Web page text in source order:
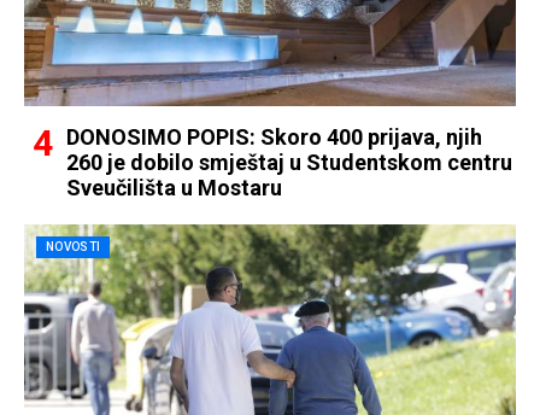
DONOSIMO POPIS: Skoro 400 prijava, njih
260 je dobilo smještaj u Studentskom centru
Sveučilišta u Mostaru
NOVOSTI